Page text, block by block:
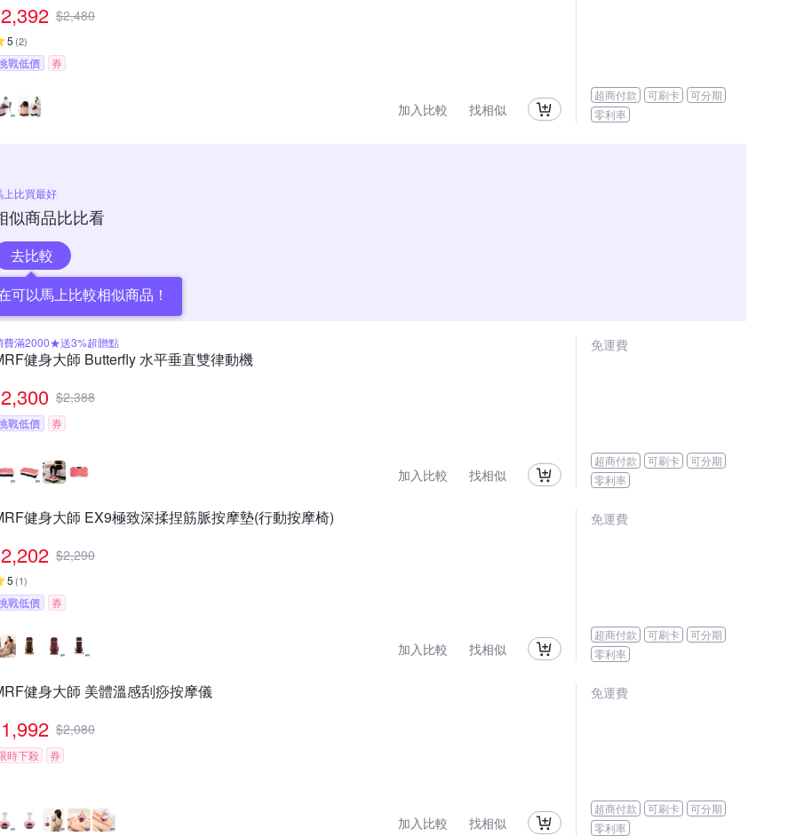
2,392 $2,480
5 (2)
戰低價 券
加入比較 找相似
超商付款 可刷卡
可分期
零利率
上比買最好
似商品比比看
去比較
可以馬上比較相似商品！
費滿2000★送3%超贈點
健身大師 Butterfly ⽔平垂直雙律動機
2,300 $2,388
戰低價 券
加入比較 找相似
免運費
超商付款 可刷卡
可分期
零利率
健身大師 EX9極致深揉捏筋脈按摩墊(行動按摩椅)
2,202 $2,290
5 (1)
戰低價 券
加入比較 找相似
免運費
超商付款 可刷卡
可分期
零利率
健身大師 美體溫感刮痧按摩儀
1,992 $2,080
時下殺 券
加入比較 找相似
免運費
超商付款 可刷卡
可分期
零利率